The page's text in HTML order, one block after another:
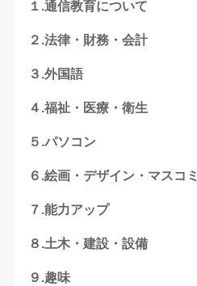
１.通信教育について
２.法律・財務・会計
３.外国語
４.福祉・医療・衛生
５.パソコン
６.絵画・デザイン・マスコミ
７.能力アップ
８.土木・建設・設備
９.趣味